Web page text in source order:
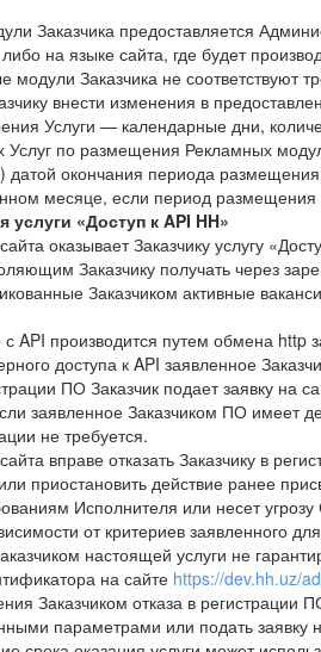
Заказчика предоставляется
на языке сайта, где будет
модули Заказчика не соответствуют
внести изменения в
Услуги — календарные дни,
Услуг по размещения Рекламных
датой окончания периода
месяце, если период
услуги «Доступ к API HH»
оказывает Заказчику услугу
Заказчику получать через
Заказчиком активные
с API производится путем обмена
доступа к API заявленное
ПО Заказчик подает заявку на
заявленное Заказчиком ПО имеет
не требуется.
вправе отказать Заказчику в
приостановить действие ранее
Исполнителя или несет
от критериев заявленного
настоящей услуги не
на сайте https://dev.hh.uz/
Заказчиком отказа в регистрации
параметрами или подать заявку